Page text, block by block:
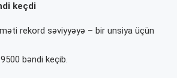
keçdi
rekord səviyyəyə – bir unsiya üçün
bəndi keçib.